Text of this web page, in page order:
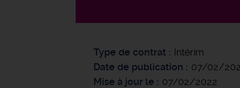
Type de contrat
Intérim
Date de publication
07/02/
Mise à jour le
07/02/2022